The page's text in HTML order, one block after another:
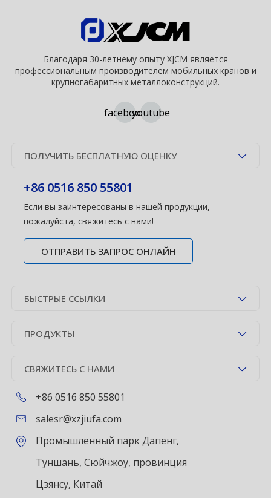
Благодаря 30-летнему опыту XJCM является
профессиональным производителем мобильных кранов и
крупногабаритных металлоконструкций.
facebookyoutube
ПОЛУЧИТЬ БЕСПЛАТНУЮ ОЦЕНКУ
+86 0516 850 55801
Если вы заинтересованы в нашей продукции,
пожалуйста, свяжитесь с нами!
ОТПРАВИТЬ ЗАПРОС ОНЛАЙН
БЫСТРЫЕ ССЫЛКИ
ПРОДУКТЫ
СВЯЖИТЕСЬ С НАМИ
+86 0516 850 55801
salesr@xzjiufa.com
Промышленный парк Дапенг,
Туншань, Сюйчжоу, провинция
Цзянсу, Китай